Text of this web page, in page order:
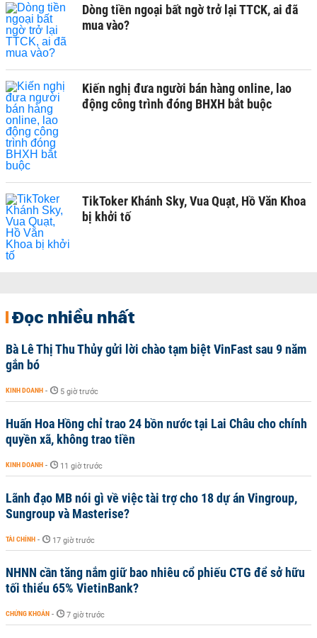
Dòng tiền ngoại bất ngờ trở lại TTCK, ai đã
mua vào?
Kiến nghị đưa người bán hàng online, lao
động công trình đóng BHXH bắt buộc
TikToker Khánh Sky, Vua Quạt, Hồ Văn Khoa
bị khởi tố
Đọc nhiều nhất
Bà Lê Thị Thu Thủy gửi lời chào tạm biệt VinFast sau 9 năm
gắn bó
KINH DOANH - 5 giờ trước
Huấn Hoa Hồng chỉ trao 24 bồn nước tại Lai Châu cho chính
quyền xã, không trao tiền
KINH DOANH - 11 giờ trước
Lãnh đạo MB nói gì về việc tài trợ cho 18 dự án Vingroup,
Sungroup và Masterise?
TÀI CHÍNH - 17 giờ trước
NHNN cần tăng nắm giữ bao nhiêu cổ phiếu CTG để sở hữu
tối thiểu 65% VietinBank?
CHỨNG KHOÁN - 7 giờ trước